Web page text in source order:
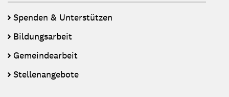
Spenden & Unterstützen
Bildungsarbeit
Gemeindearbeit
Stellenangebote